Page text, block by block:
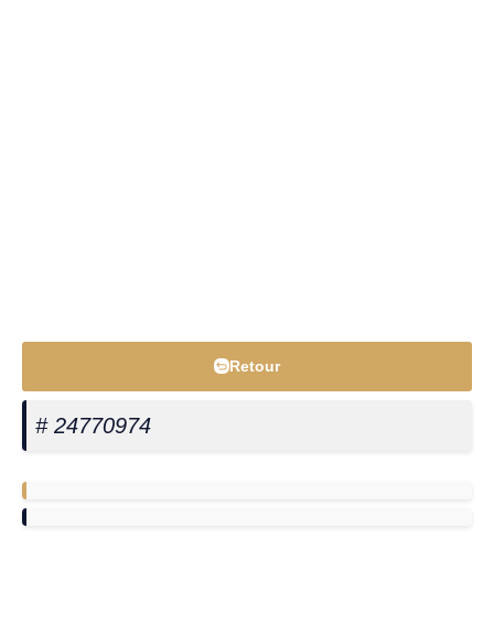
Retour
# 24770974